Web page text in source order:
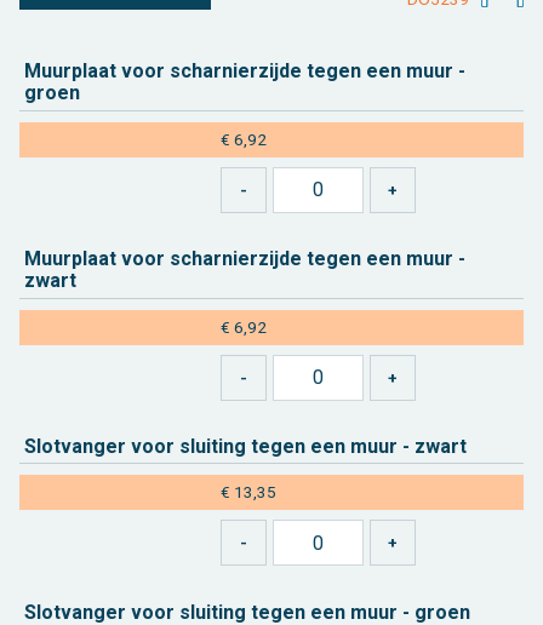
Muur­plaat voor schar­nier­zij­de tegen een muur -
groen
€ 6,92
Muur­plaat voor schar­nier­zij­de tegen een muur -
zwart
€ 6,92
Slot­van­ger voor slui­ting tegen een muur - zwart
€ 13,35
Slot­van­ger voor slui­ting tegen een muur - groen